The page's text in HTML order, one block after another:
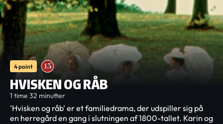
4 point
HVISKEN OG RÅB
1 time 32 minutter
'Hvisken og råb' er et familiedrama, der udspiller sig på
en herregård en gang i slutningen af 1800-tallet. Karin og